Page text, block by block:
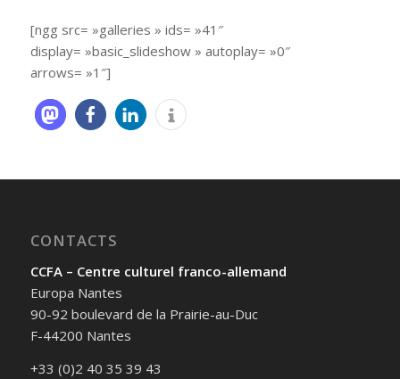
[ngg src= »galleries » ids= »41″
display= »basic_slideshow » autoplay= »0″
arrows= »1″]
CONTACTS
CCFA – Centre culturel franco-allemand
Europa Nantes
90-92 boulevard de la Prairie-au-Duc
F-44200 Nantes
+33 (0)2 40 35 39 43